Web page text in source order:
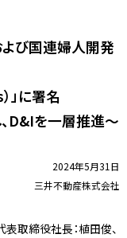
よび国連婦人開発
」に署名
D&Iを一層推進～
2024年5月31日
三井不動産株式会社
取締役社長：植田俊、